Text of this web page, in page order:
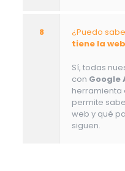
8 ¿Puedo
tiene la
Sí, todas
con Google
herramienta
permite
web y qué
siguen.